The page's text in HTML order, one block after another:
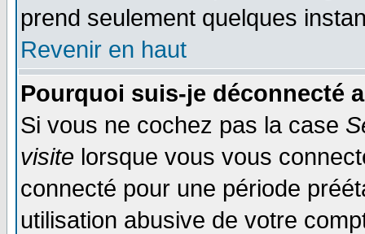
prend seulement quelques
Revenir en haut
Pourquoi suis-je déconnecté
Si vous ne cochez pas la case
visite lorsque vous vous
connecté pour une période
utilisation abusive de votre